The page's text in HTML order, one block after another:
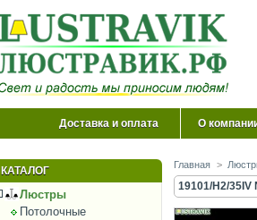
Доставка и оплата О
КАТАЛОГ
Люстры
Потолочные
Главная >
19101/H2/35IV